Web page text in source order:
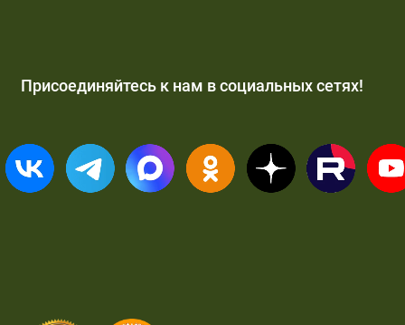
Присоединяйтесь к нам в социальных сетях!